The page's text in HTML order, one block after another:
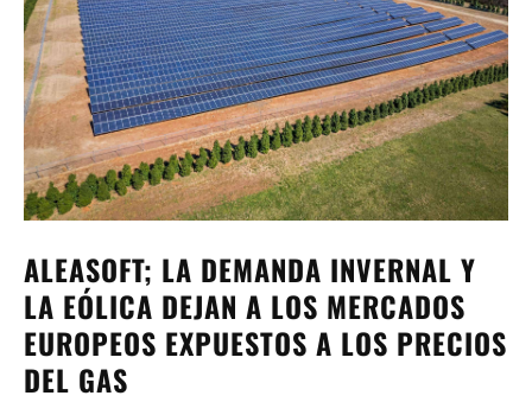
ALEASOFT; LA DEMANDA INVERNAL Y
LA EÓLICA DEJAN A LOS MERCADOS
EUROPEOS EXPUESTOS A LOS PRECIOS
DEL GAS